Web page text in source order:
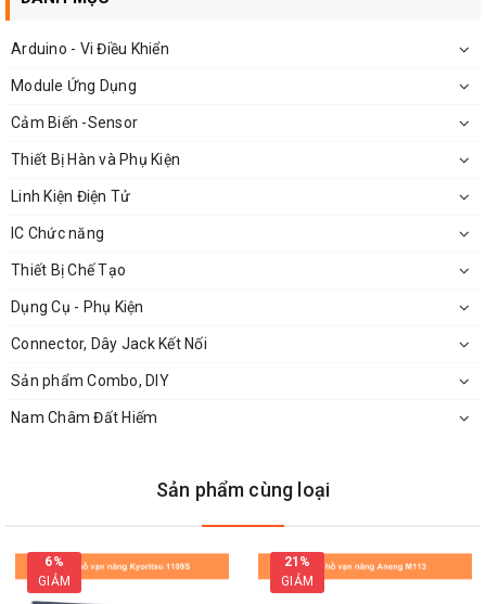
Vàng - Pin còn ổn
Xanh lá: Pin cần được thay thế
Trọng lượng: 50g
Arduino - Vi Điều Khiển
Module Ứng Dụng
Cảm Biến -Sensor
Thiết Bị Hàn và Phụ Kiện
Linh Kiện Điện Tử
IC Chức năng
Thiết Bị Chế Tạo
Dụng Cụ - Phụ Kiện
Connector, Dây Jack Kết Nối
Sản phẩm Combo, DIY
Nam Châm Đất Hiếm
Sản phẩm cùng loại
6%
GIẢM
21%
GIẢM